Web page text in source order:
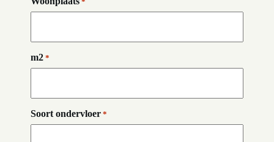
m2 *
Soort ondervloer *